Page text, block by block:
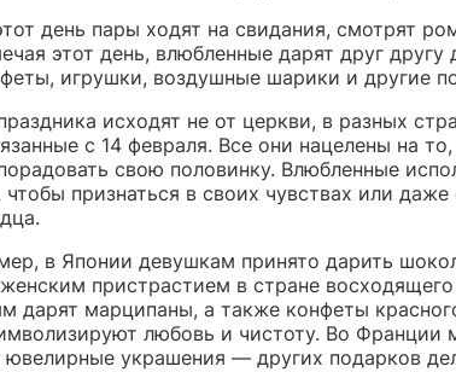
день пары ходят на свидания, смотрят
этот день, влюбленные дарят друг другу
игрушки, воздушные шарики и другие
исходят не от церкви, в разных
с 14 февраля. Все они нацелены на
свою половинку. Влюбленные
чтобы признаться в своих чувствах или
в Японии девушкам принято дарить
женским пристрастием в стране
дарят марципаны, а также конфеты
любовь и чистоту. Во Франции
украшения — других подарков